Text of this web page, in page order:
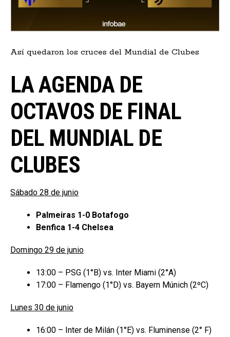
Así quedaron los cruces del Mundial de Clubes
LA AGENDA DE
OCTAVOS DE FINAL
DEL MUNDIAL DE
CLUBES
Sábado 28 de junio
Palmeiras 1-0 Botafogo
Benfica 1-4 Chelsea
Domingo 29 de junio
13:00 – PSG (1°B) vs. Inter Miami (2°A)
17:00 – Flamengo (1°D) vs. Bayern Múnich (2ºC)
Lunes 30 de junio
16:00 – Inter de Milán (1°E) vs. Fluminense (2° F)